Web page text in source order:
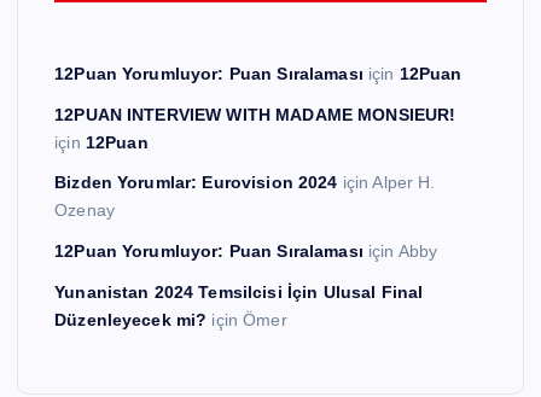
12Puan Yorumluyor: Puan Sıralaması için 12Puan
12PUAN INTERVIEW WITH MADAME MONSIEUR!
için 12Puan
Bizden Yorumlar: Eurovision 2024 içinAlper H.
Ozenay
12Puan Yorumluyor: Puan Sıralaması için Abby
Yunanistan 2024 Temsilcisi İçin Ulusal Final
Düzenleyecek mi? içinÖmer